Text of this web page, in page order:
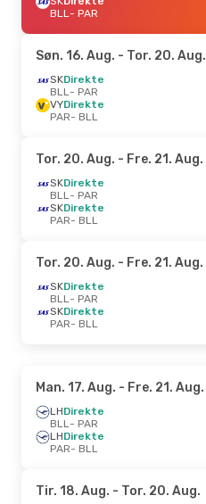
BLL- PAR
Søn. 16. Aug. - Tor. 20. Aug.
SKDirekte
BLL- PAR
VYDirekte
PAR- BLL
Tor. 20. Aug. - Fre. 21. Aug.
SKDirekte
BLL- PAR
SKDirekte
PAR- BLL
Tor. 20. Aug. - Fre. 21. Aug.
SKDirekte
BLL- PAR
SKDirekte
PAR- BLL
Man. 17. Aug. - Fre. 21. Aug.
LHDirekte
BLL- PAR
LHDirekte
PAR- BLL
Tir. 18. Aug. - Tor. 20. Aug.